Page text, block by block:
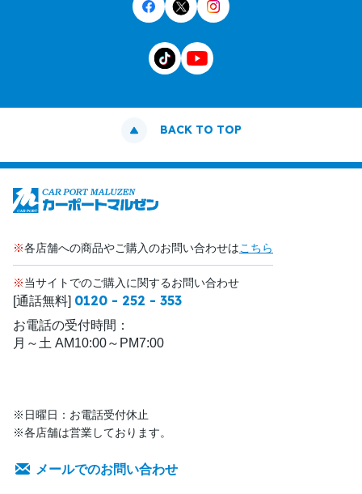
BACK TO TOP
※各店舗への商品やご購入のお問い合わせはこちら
※当サイトでのご購入に関するお問い合わせ
[通話無料] 0120 - 252 - 353
お電話の受付時間：
月～土 AM10:00～PM7:00
※日曜日：お電話受付休止
※各店舗は営業しております。
メールでのお問い合わせ